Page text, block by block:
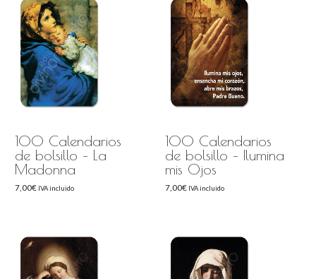
100 Calendarios
de bolsillo – La
Madonna
7,00€ IVA incluido
100 Calendarios
de bolsillo – Ilumina
mis Ojos
7,00€ IVA incluido